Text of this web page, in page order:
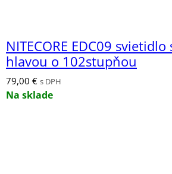
NITECORE EDC09
hlavou o 102stupňou
79,00 € s DPH
Na sklade